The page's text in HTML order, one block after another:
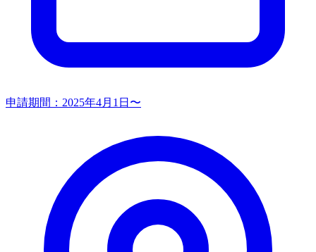
申請期間： 2025年4月1日〜